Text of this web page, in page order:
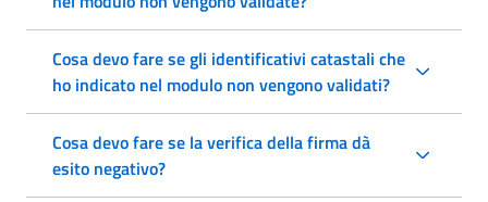
Cosa devo fare se gli identificativi catastali che
ho indicato nel modulo non vengono validati?
Cosa devo fare se la verifica della firma dà
esito negativo?